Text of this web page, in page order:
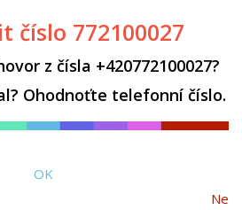
číslo 772100027
z čísla +420772100027?
Ohodnoťte telefonní číslo.
OK
Ne